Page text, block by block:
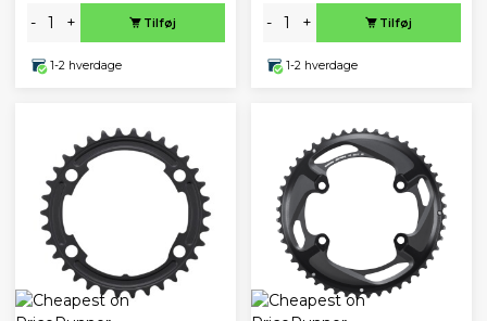
- + Tilføj
1-2 hverdage
- + Tilføj
1-2 hverdage